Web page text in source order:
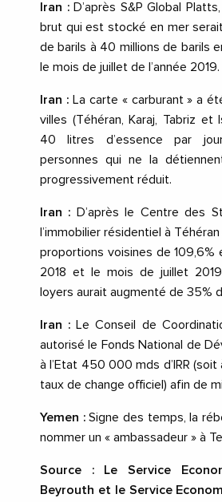
Iran :D’après S&P Global
brut qui est stocké en mer
de barils à 40 millions de barils
le mois de juillet de l’année 2019.
Iran :La carte « carburant » a
villes (Téhéran, Karaj, Tabriz et
40 litres d’essence par
personnes qui ne la
progressivement réduit.
Iran : D’après le Centre des
l’immobilier résidentiel à
proportions voisines de 109,6%
2018 et le mois de juillet
loyers aurait augmenté de 35%
Iran : Le Conseil de
autorisé le Fonds National de
à l’Etat 450 000 mds d’IRR (soit
taux de change officiel) afin de
Yemen :Signe des temps, la
nommer un « ambassadeur » à
Source : Le Service
Beyrouth et le Service